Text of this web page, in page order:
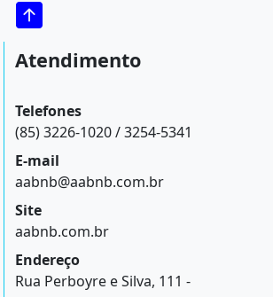
Atendimento
Telefones
(85) 3226-1020 / 3254-5341
E-mail
aabnb@aabnb.com.br
Site
aabnb.com.br
Endereço
Rua Perboyre e Silva, 111 -